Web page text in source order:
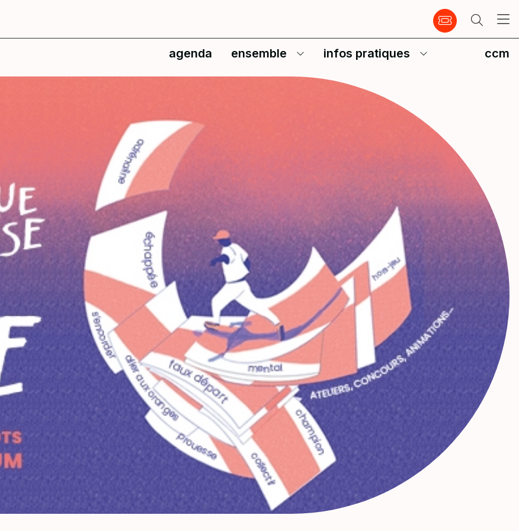
agenda ensemble infos pratiques ccm